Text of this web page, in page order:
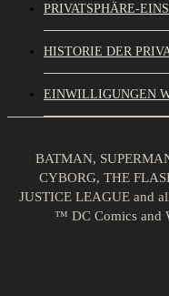
PRIVATSPHÄRE-
HISTORIE DER
EINWILLIGUNGEN
BATMAN,
CYBORG, THE
JUSTICE LEAGUE and
™ DC Comics and